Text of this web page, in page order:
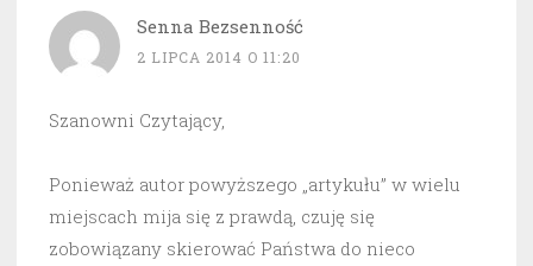
Senna Bezsenność
2 LIPCA 2014 O 11:20
Szanowni Czytający,
Ponieważ autor powyższego „artykułu” w wielu
miejscach mija się z prawdą, czuję się
zobowiązany skierować Państwa do nieco